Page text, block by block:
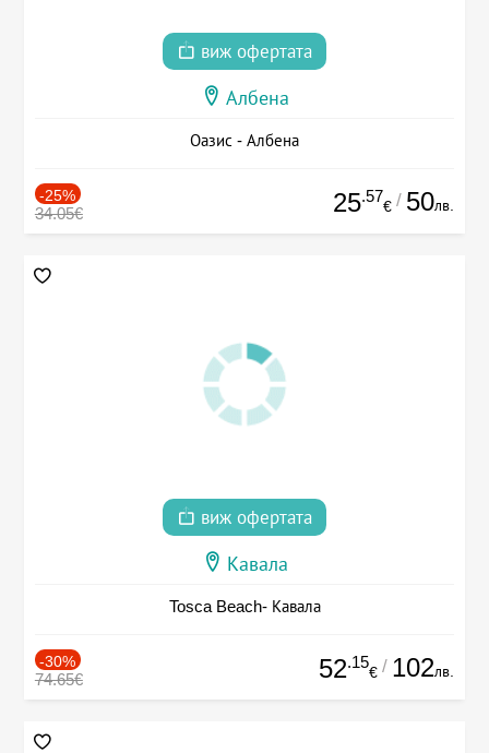
виж офертата
Албена
Оазис - Албена
-25%
34.05€ 25.57
€ / 50лв.
виж офертата
Кавала
Tosca Beach- Кавала
-30%
74.65€ 52.15
€ / 102лв.